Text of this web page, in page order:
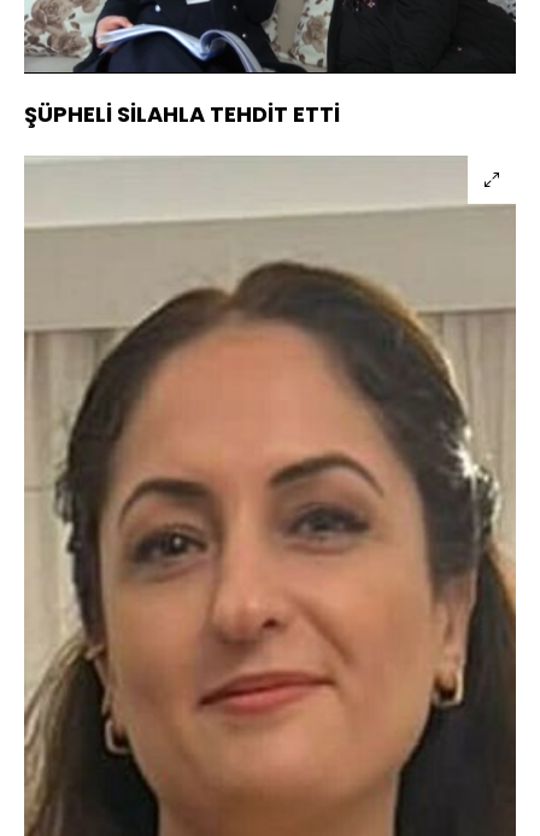
Sesi
Aç
Yüklendi
8.69%
Oynatma
Hızı
ŞÜPHELİ SİLAHLA TEHDİT ETTİ